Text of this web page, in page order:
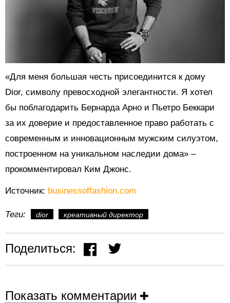
«Для меня большая честь присоединится к дому
Dior, символу превосходной элегантности. Я хотел
бы поблагодарить Бернарда Арно и Пьетро Беккари
за их доверие и предоставленное право работать с
современным и инновационным мужским силуэтом,
построенном на уникальном наследии дома» –
прокомментировал Ким Джонс.
Источник: businessoffashion.com
Теги: dior креативный директор
Поделиться:
Показать комментарии